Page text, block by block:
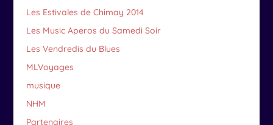
Les Estivales de Chimay 2014
Les Music Aperos du Samedi Soir
Les Vendredis du Blues
MLVoyages
musique
NHM
Partenaires